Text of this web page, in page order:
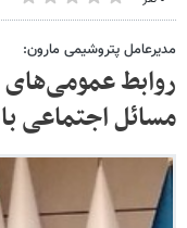
مدیرعامل پتروشیمی مارون:
روابط
مسائل اجتماعی